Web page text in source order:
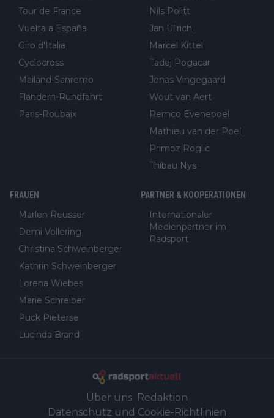
Tour de France
Vuelta a España
Giro d'Italia
Cyclocross
Mailand-Sanremo
Flandern-Rundfahrt
Paris-Roubaix
Nils Politt
Jan Ullrich
Marcel Kittel
Tadej Pogacar
Jonas Vingegaard
Wout van Aert
Remco Evenepoel
Mathieu van der Poel
Primoz Roglic
Thibau Nys
FRAUEN
Marlen Reusser
Demi Vollering
Christina Schweinberger
Kathrin Schweinberger
Lorena Wiebes
Marie Schreiber
Puck Pieterse
Lucinda Brand
PARTNER & KOOPERATIONEN
Internationaler
Medienpartner im
Radsport
Über uns Redaktion
Datenschutz und Cookie-Richtlinien